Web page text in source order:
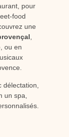
pour
food
une
ou en
un spa,